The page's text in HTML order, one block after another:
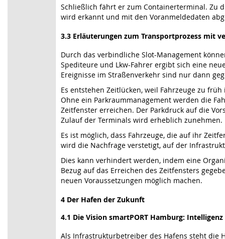
Schließlich fährt er zum Containerterminal. Zu
wird erkannt und mit den Voranmeldedaten
3.3 Erläuterungen zum Transportprozess mit
Durch das verbindliche Slot-Management
Spediteure und Lkw-Fahrer ergibt sich eine
Ereignisse im Straßenverkehr sind nur dann
Es entstehen Zeitlücken, weil Fahrzeuge zu
Ohne ein Parkraummanagement werden die
Zeitfenster erreichen. Der Parkdruck auf die
Zulauf der Terminals wird erheblich zunehmen.
Es ist möglich, dass Fahrzeuge, die auf ihr
wird die Nachfrage verstetigt, auf der
Dies kann verhindert werden, indem eine
Bezug auf das Erreichen des Zeitfensters
neuen Voraussetzungen möglich machen.
4 Der Hafen der Zukunft
4.1 Die Vision smartPORT Hamburg:
Als Infrastrukturbetreiber des Hafens steht die